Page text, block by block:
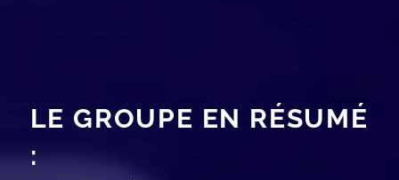
LE GROUPE EN RÉSUMÉ
: